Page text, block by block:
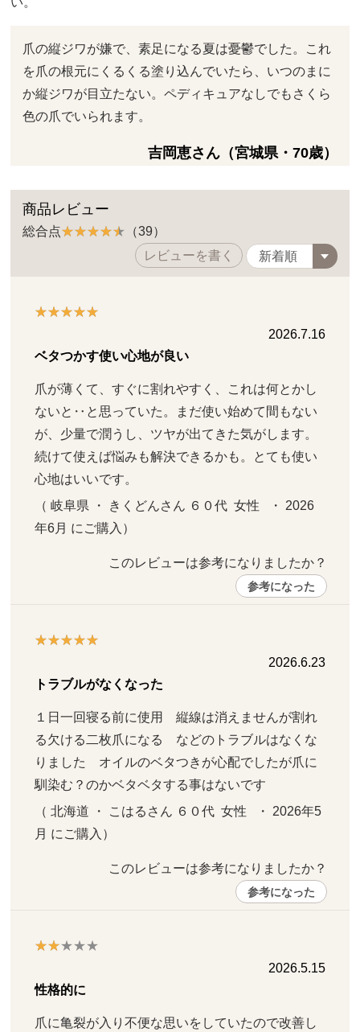
爪の縦ジワが嫌で、素足になる夏は憂鬱でした。これ
を爪の根元にくるくる塗り込んでいたら、いつのまに
か縦ジワが目立たない。ペディキュアなしでもさくら
色の爪でいられます。
吉岡恵さん（宮城県・70歳）
商品レビュー
総合点
（39）
レビューを書く
2026.7.16
ベタつかす使い心地が良い
爪が薄くて、すぐに割れやすく、これは何とかし
ないと‥と思っていた。まだ使い始めて間もない
が、少量で潤うし、ツヤが出てきた気がします。
続けて使えば悩みも解決できるかも。とても使い
心地はいいです。
（ 岐阜県 ・ きくどんさん ６０代  女性   ・ 2026
年6月 にご購入）
このレビューは参考になりましたか？
参考になった
2026.6.23
トラブルがなくなった
１日一回寝る前に使用　縦線は消えませんが割れ
る欠ける二枚爪になる　などのトラブルはなくな
りました　オイルのベタつきが心配でしたが爪に
馴染む？のかベタベタする事はないです
（ 北海道 ・ こはるさん ６０代  女性   ・ 2026年5
月 にご購入）
このレビューは参考になりましたか？
参考になった
2026.5.15
性格的に
爪に亀裂が入り不便な思いをしていたので改善し